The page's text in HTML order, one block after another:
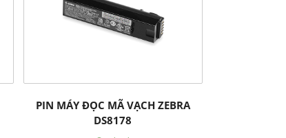
PIN MÁY ĐỌC MÃ VẠCH ZEBRA
DS8178